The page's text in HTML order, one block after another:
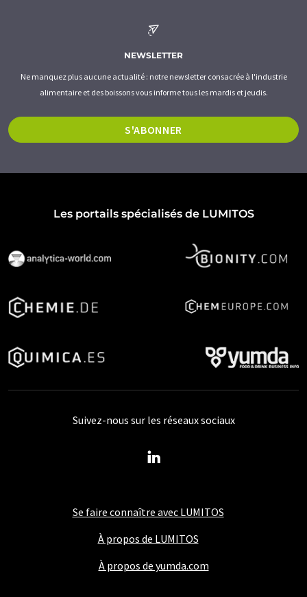
NEWSLETTER
Ne manquez plus aucune actualité : notre newsletter consacrée à l'industrie
alimentaire et des boissons vous informe tous les mardis et jeudis.
S'ABONNER
Les portails spécialisés de LUMITOS
Se faire connaître avec LUMITOS
À propos de LUMITOS
À propos de yumda.com
Suivez-nous sur les réseaux sociaux